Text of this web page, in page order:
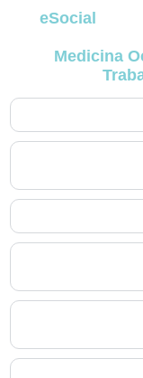
eSocial
Medicina